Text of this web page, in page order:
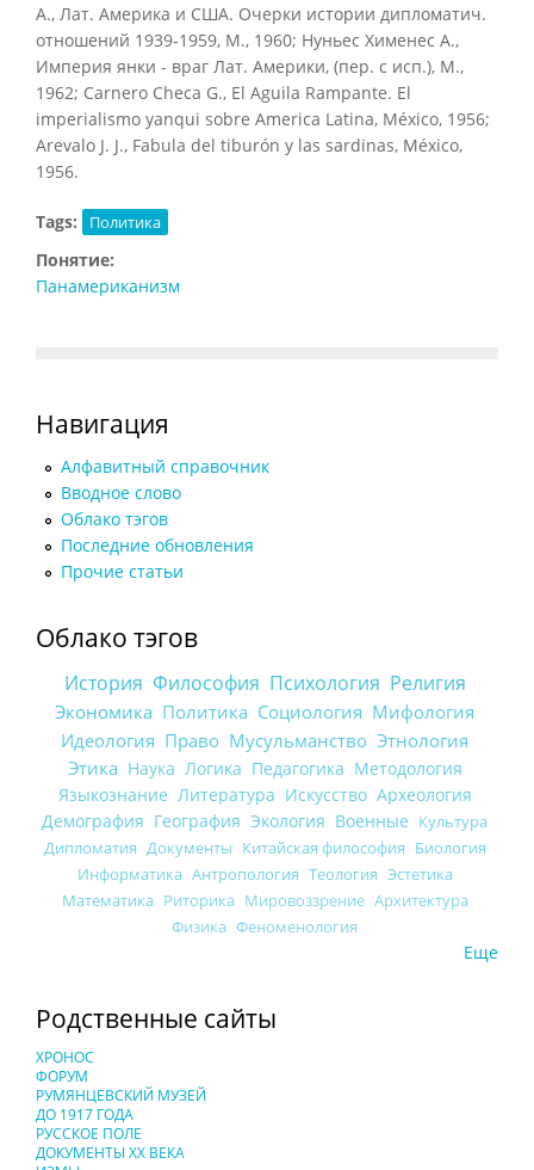
A., Лат. Америка и США. Очерки истории дипломатич.
отношений 1939-1959, М., 1960; Нуньес Хименес A.,
Империя янки - враг Лат. Америки, (пер. с исп.), М.,
1962; Carnero Checa G., El Aguila Rampante. El
imperialismo yanqui sobre America Latina, México, 1956;
Arevalo J. J., Fabula del tiburón y las sardinas, México,
1956.
Tags: Политика
Понятие:
Панамериканизм
Навигация
Алфавитный справочник
Вводное слово
Облако тэгов
Последние обновления
Прочие статьи
Облако тэгов
История Философия Психология Религия
Экономика Политика Социология Мифология
Идеология Право Мусульманство Этнология
Этика Наука Логика Педагогика Методология
Языкознание Литература Искусство Археология
Демография География Экология Военные Культура
Дипломатия Документы Китайская философия Биология
Информатика Антропология Теология Эстетика
Математика Риторика Мировоззрение Архитектура
Физика Феноменология
Еще
Родственные сайты
ХРОНОС
ФОРУМ
РУМЯНЦЕВСКИЙ МУЗЕЙ
ДО 1917 ГОДА
РУССКОЕ ПОЛЕ
ДОКУМЕНТЫ XX ВЕКА